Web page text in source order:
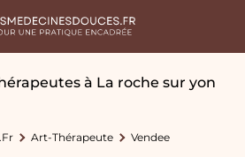
à La roche sur yon
Art-Thérapeute
Vendee